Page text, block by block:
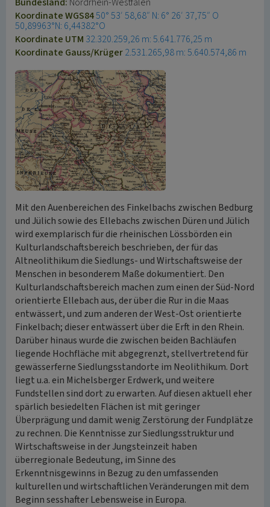
Koordinate WGS8450° 53′ 58,68″ N: 6° 26′ 37,75″ O
50,89963°N: 6,44382°O
Koordinate UTM 32.320.259,26 m: 5.641.776,25 m
Koordinate Gauss/Krüger2.531.265,98 m: 5.640.574,86 m
Mit den Auenbereichen des Finkelbachs zwischen Bedburg
und Jülich sowie des Ellebachs zwischen Düren und Jülich
wird exemplarisch für die rheinischen Lössbörden ein
Kulturlandschaftsbereich beschrieben, der für das
Altneolithikum die Siedlungs- und Wirtschaftsweise der
Menschen in besonderem Maße dokumentiert. Den
Kulturlandschaftsbereich machen zum einen der Süd-Nord
orientierte Ellebach aus, der über die Rur in die Maas
entwässert, und zum anderen der West-Ost orientierte
Finkelbach; dieser entwässert über die Erft in den Rhein.
Darüber hinaus wurde die zwischen beiden Bachläufen
liegende Hochfläche mit abgegrenzt, stellvertretend für
gewässerferne Siedlungsstandorte im Neolithikum. Dort
liegt u.a. ein Michelsberger Erdwerk, und weitere
Fundstellen sind dort zu erwarten. Auf diesen aktuell eher
spärlich besiedelten Flächen ist mit geringer
Überprägung und damit wenig Zerstörung der Fundplätze
zu rechnen. Die Kenntnisse zur Siedlungsstruktur und
Wirtschaftsweise in der Jungsteinzeit haben
überregionale Bedeutung, im Sinne des
Erkenntnisgewinns in Bezug zu den umfassenden
kulturellen und wirtschaftlichen Veränderungen mit dem
Beginn sesshafter Lebensweise in Europa.